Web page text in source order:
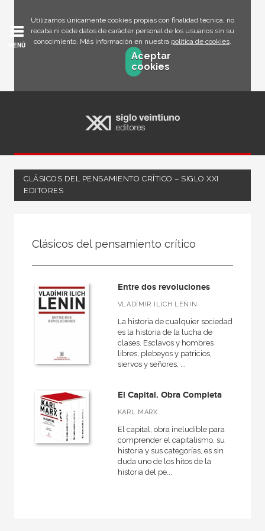
Utilizamos únicamente cookies propias con finalidad técnica, no
recaba ni cede datos de carácter personal de los usuarios sin su
conocimiento. Más información en nuestra política de cookies.
Aceptar
cookies
MENÚ
CLÁSICOS DEL PENSAMIENTO CRÍTICO – SIGLO XXI
EDITORES
Ciencias humanas y sociales
Historia
Contemporánea
Actual
Antigua
Arqueología
Contemporánea
Clásicos del pensamiento crítico
Entre dos revoluciones
VLADÍMIR ILICH LENIN
La historia de cualquier sociedad
es la historia de la lucha de
clases. Esclavos y hombres
libres, plebeyos y patricios,
siervos y señores, ...
El Capital. Obra Completa
KARL MARX
El capital, obra ineludible para
comprender el capitalismo, su
historia y sus categorías, es sin
duda uno de los hitos de la
historia del pe...